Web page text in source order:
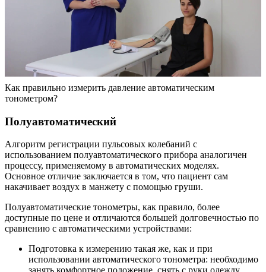
Как правильно измерить давление автоматическим
тонометром?
Полуавтоматический
Алгоритм регистрации пульсовых колебаний с
использованием полуавтоматического прибора аналогичен
процессу, применяемому в автоматических моделях.
Основное отличие заключается в том, что пациент сам
накачивает воздух в манжету с помощью груши.
Полуавтоматические тонометры, как правило, более
доступные по цене и отличаются большей долговечностью по
сравнению с автоматическими устройствами:
Подготовка к измерению такая же, как и при
использовании автоматического тонометра: необходимо